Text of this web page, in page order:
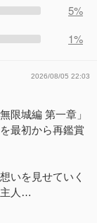
5%
1%
2026/08/05 22:03
限城編 第一章」
最初から再鑑賞
いを見せていく
主人…